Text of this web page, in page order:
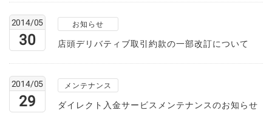
2014/05
30
お知らせ
店頭デリバティブ取引約款の一部改訂について
2014/05
29
メンテナンス
ダイレクト入金サービスメンテナンスのお知らせ